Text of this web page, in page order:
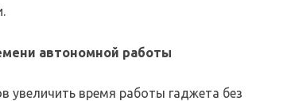
автономной работы
увеличить время работы гаджета без